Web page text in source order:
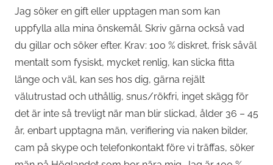
Jag söker en gift eller upptagen man som kan
uppfylla alla mina önskemål. Skriv gärna också vad
du gillar och söker efter. Krav: 100 % diskret, frisk såväl
mentalt som fysiskt, mycket renlig, kan slicka fitta
länge och väl, kan ses hos dig, gärna rejält
välutrustad och uthållig, snus/rökfri, inget skägg för
det är inte så trevligt när man blir slickad, ålder 36 – 45
år, enbart upptagna män, verifiering via naken bilder,
cam på skype och telefonkontakt före vi träffas, söker